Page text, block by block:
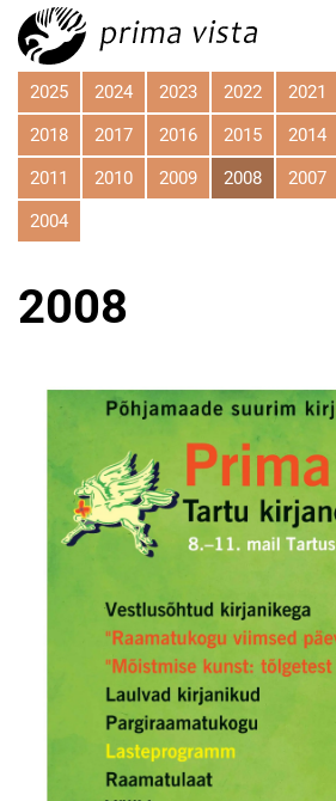
2025 2024 2023 2022 2021
2018
2017 2016 2015 2014
2011
2010 2009 2008 2007
2004
2008